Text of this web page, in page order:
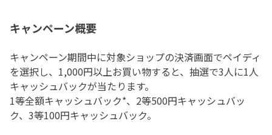
キャンペーン概要
キャンペーン期間中に対象ショップの決済画面でペイディ
を選択し、1,000円以上お買い物すると、抽選で3人に1人
キャッシュバックが当たります。
1等全額キャッシュバック*、2等500円キャッシュバッ
ク、3等100円キャッシュバック。